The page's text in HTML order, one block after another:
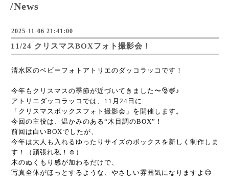
/News
2025-11-06 21:41:00
11/24 クリスマスBOXフォト撮影会！
清水区のベビーフォトアトリエのダッコラッコです！
今年もクリスマスの季節が近づいてきました〜🎅🦌♪
アトリエダッコラッコでは、11月24日に
「クリスマスボックスフォト撮影会」を開催します。
今回の主役は、温かみのある“木目調のBOX”！
前回は白いBOXでしたが、
今年は大人も入れるゆったりサイズのボックスを新しく制作しま
す！（頑張れ私！☺️）
木のぬくもり感が加わるだけで、
写真全体がほっとするような、やさしい雰囲気になりますよ😊